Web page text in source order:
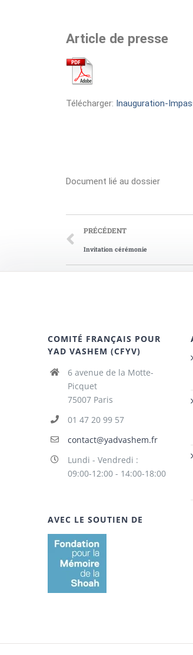
Article de presse
Télécharger: Inauguration-
Document lié au dossier
PRÉCÉDENT
Invitation cérémonie
COMITÉ FRANÇAIS POUR
YAD VASHEM (CFYV)
6 avenue de la Motte-
Picquet
75007 Paris
01 47 20 99 57
contact@yadvashem.fr
Lundi - Vendredi :
09:00-12:00 - 14:00-18:00
AVEC LE SOUTIEN DE